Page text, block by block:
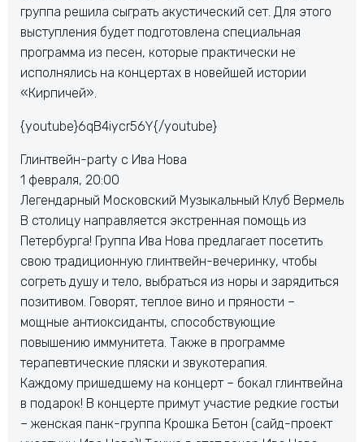
группа решила сыграть акустический сет. Для этого
выступления будет подготовлена специальная
программа из песен, которые практически не
исполнялись на концертах в новейшей истории
«Кирпичей».
{youtube}6qB4iycr56Y{/youtube}
Глинтвейн-party с Ива Нова
1 февраля, 20:00
Легендарный Московский Музыкальный Клуб Вермель
В столицу направляется экстренная помощь из
Петербурга! Группа Ива Нова предлагает посетить
свою традиционную глинтвейн-вечеринку, чтобы
согреть душу и тело, выбраться из норы и зарядиться
позитивом. Говорят, теплое вино и пряности –
мощные антиоксиданты, способствующие
повышению иммунитета. Также в программе
терапевтические пляски и звукотерапия.
Каждому пришедшему на концерт – бокал глинтвейна
в подарок! В концерте примут участие редкие гостьи
– женская панк-группа Крошка Бетон (сайд-проект